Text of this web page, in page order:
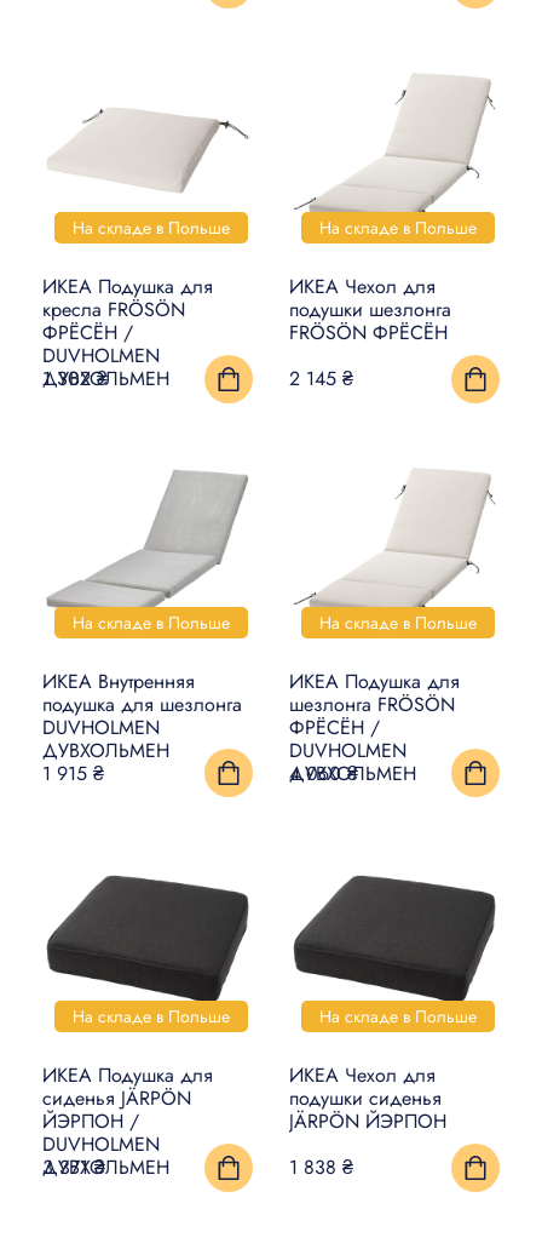
На складе в Польше
ИКЕА Подушка для
кресла FRÖSÖN
ФРЁСЁН /
DUVHOLMEN
ДУВХОЛЬМЕН
1 302 ₴
На складе в Польше
ИКЕА Чехол для
подушки шезлонга
FRÖSÖN ФРЁСЁН
2 145 ₴
На складе в Польше
ИКЕА Внутренняя
подушка для шезлонга
DUVHOLMEN
ДУВХОЛЬМЕН
1 915 ₴
На складе в Польше
ИКЕА Подушка для
шезлонга FRÖSÖN
ФРЁСЁН /
DUVHOLMEN
ДУВХОЛЬМЕН
4 060 ₴
На складе в Польше
ИКЕА Подушка для
сиденья JÄRPÖN
ЙЭРПОН /
DUVHOLMEN
ДУВХОЛЬМЕН
3 371 ₴
На складе в Польше
ИКЕА Чехол для
подушки сиденья
JÄRPÖN ЙЭРПОН
1 838 ₴